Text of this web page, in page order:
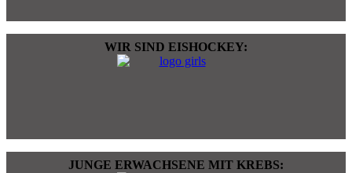
WIR SIND EISHOCKEY:
JUNGE ERWACHSENE MIT KREBS: